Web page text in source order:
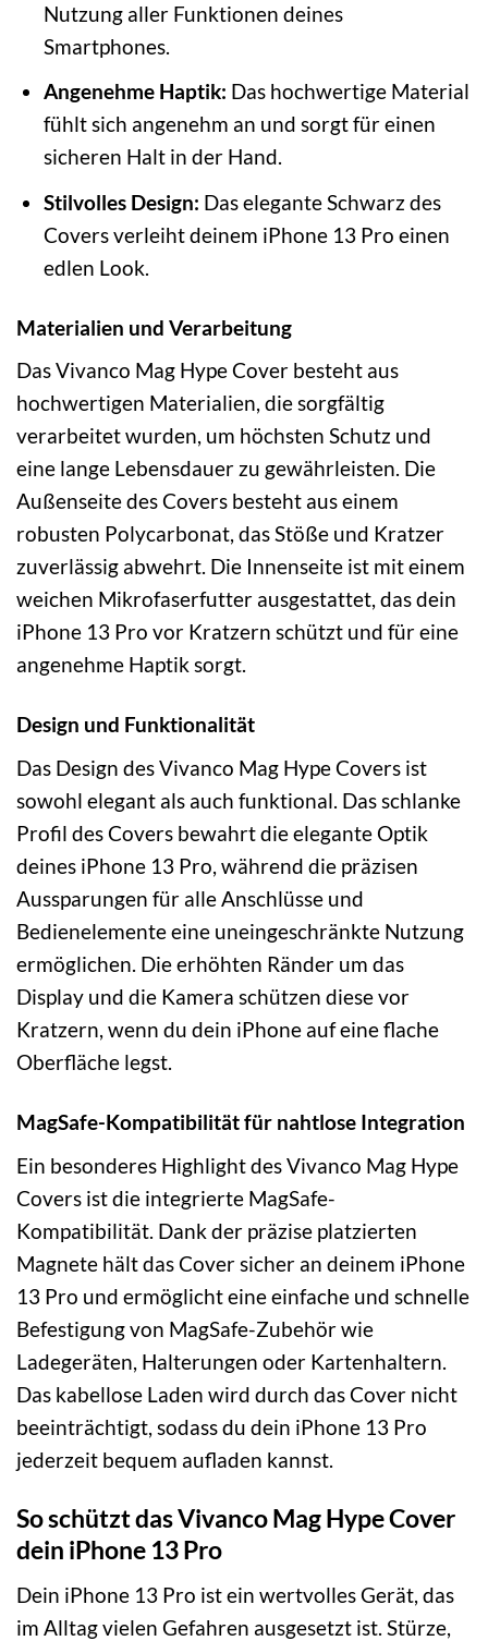
Nutzung aller Funktionen deines
Smartphones.
Angenehme Haptik: Das hochwertige Material
fühlt sich angenehm an und sorgt für einen
sicheren Halt in der Hand.
Stilvolles Design: Das elegante Schwarz des
Covers verleiht deinem iPhone 13 Pro einen
edlen Look.
Materialien und Verarbeitung
Das Vivanco Mag Hype Cover besteht aus
hochwertigen Materialien, die sorgfältig
verarbeitet wurden, um höchsten Schutz und
eine lange Lebensdauer zu gewährleisten. Die
Außenseite des Covers besteht aus einem
robusten Polycarbonat, das Stöße und Kratzer
zuverlässig abwehrt. Die Innenseite ist mit einem
weichen Mikrofaserfutter ausgestattet, das dein
iPhone 13 Pro vor Kratzern schützt und für eine
angenehme Haptik sorgt.
Design und Funktionalität
Das Design des Vivanco Mag Hype Covers ist
sowohl elegant als auch funktional. Das schlanke
Profil des Covers bewahrt die elegante Optik
deines iPhone 13 Pro, während die präzisen
Aussparungen für alle Anschlüsse und
Bedienelemente eine uneingeschränkte Nutzung
ermöglichen. Die erhöhten Ränder um das
Display und die Kamera schützen diese vor
Kratzern, wenn du dein iPhone auf eine flache
Oberfläche legst.
MagSafe-Kompatibilität für nahtlose Integration
Ein besonderes Highlight des Vivanco Mag Hype
Covers ist die integrierte MagSafe-
Kompatibilität. Dank der präzise platzierten
Magnete hält das Cover sicher an deinem iPhone
13 Pro und ermöglicht eine einfache und schnelle
Befestigung von MagSafe-Zubehör wie
Ladegeräten, Halterungen oder Kartenhaltern.
Das kabellose Laden wird durch das Cover nicht
beeinträchtigt, sodass du dein iPhone 13 Pro
jederzeit bequem aufladen kannst.
So schützt das Vivanco Mag Hype Cover
dein iPhone 13 Pro
Dein iPhone 13 Pro ist ein wertvolles Gerät, das
im Alltag vielen Gefahren ausgesetzt ist. Stürze,